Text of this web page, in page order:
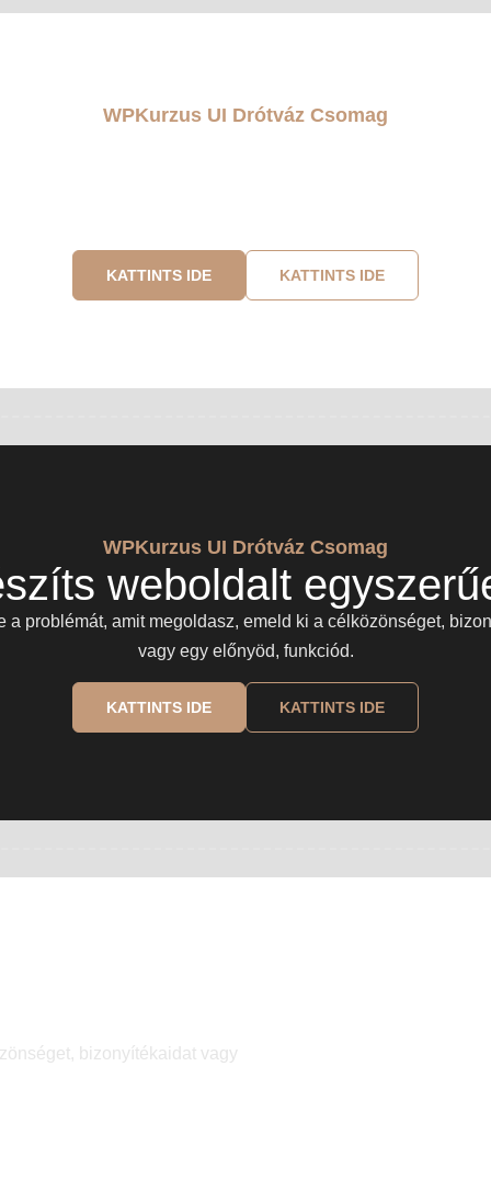
WPKurzus UI Drótváz Csomag
KATTINTS IDE KATTINTS IDE
WPKurzus UI Drótváz Csomag
weboldalt
a problémát, amit megoldasz, emeld ki a célközönséget,
vagy egy előnyöd, funkciód.
KATTINTS IDE KATTINTS IDE
bizonyítékaidat vagy